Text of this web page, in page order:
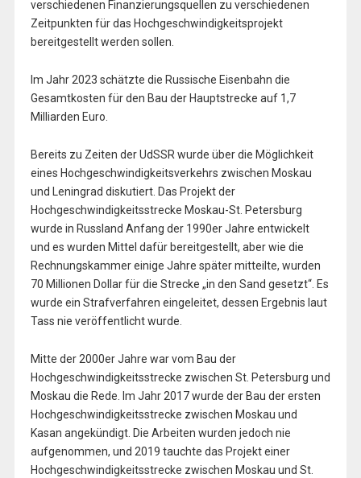
verschiedenen Finanzierungsquellen zu verschiedenen
Zeitpunkten für das Hochgeschwindigkeitsprojekt
bereitgestellt werden sollen.
Im Jahr 2023 schätzte die Russische Eisenbahn die
Gesamtkosten für den Bau der Hauptstrecke auf 1,7
Milliarden Euro.
Bereits zu Zeiten der UdSSR wurde über die Möglichkeit
eines Hochgeschwindigkeitsverkehrs zwischen Moskau
und Leningrad diskutiert. Das Projekt der
Hochgeschwindigkeitsstrecke Moskau-St. Petersburg
wurde in Russland Anfang der 1990er Jahre entwickelt
und es wurden Mittel dafür bereitgestellt, aber wie die
Rechnungskammer einige Jahre später mitteilte, wurden
70 Millionen Dollar für die Strecke „in den Sand gesetzt“. Es
wurde ein Strafverfahren eingeleitet, dessen Ergebnis laut
Tass nie veröffentlicht wurde.
Mitte der 2000er Jahre war vom Bau der
Hochgeschwindigkeitsstrecke zwischen St. Petersburg und
Moskau die Rede. Im Jahr 2017 wurde der Bau der ersten
Hochgeschwindigkeitsstrecke zwischen Moskau und
Kasan angekündigt. Die Arbeiten wurden jedoch nie
aufgenommen, und 2019 tauchte das Projekt einer
Hochgeschwindigkeitsstrecke zwischen Moskau und St.